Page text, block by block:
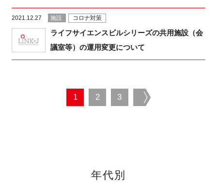
2021.12.27 施設 コロナ対策
ライフサイエンスビルシリーズの共用施設（会
議室等）の運用変更について
1 2 3 next
年代別